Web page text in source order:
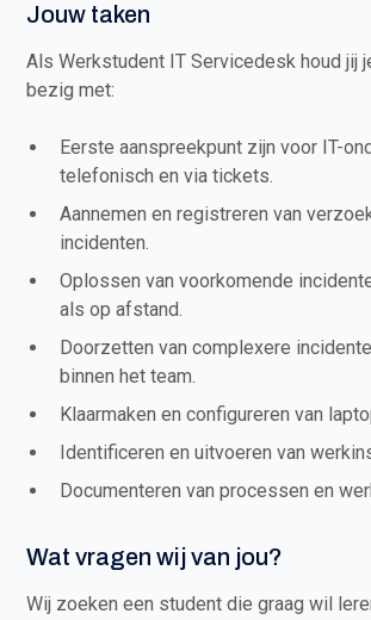
Jouw taken
Als Werkstudent IT Servicedesk houd jij
bezig met:
Eerste aanspreekpunt zijn voor IT-
telefonisch en via tickets.
Aannemen en registreren van
incidenten.
Oplossen van voorkomende
als op afstand.
Doorzetten van complexere
binnen het team.
Klaarmaken en configureren van
Identificeren en uitvoeren van
Documenteren van processen en
Wat vragen wij van jou?
Wij zoeken een student die graag wil